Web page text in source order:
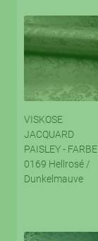
VISKOSE
JACQUARD
PAISLEY - FARBE
0169 Hellrosé /
Dunkelmauve